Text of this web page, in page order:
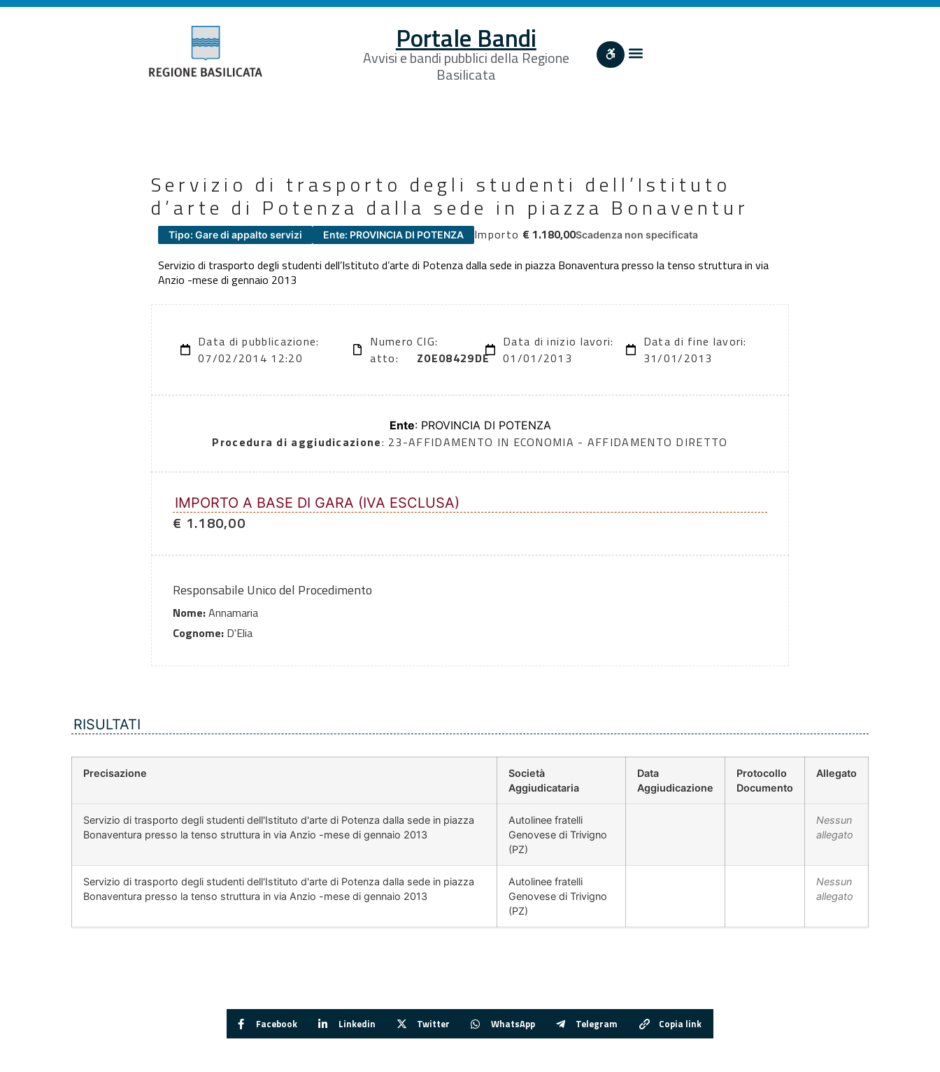
Portale Bandi
Avvisi e bandi pubblici della Regione
Basilicata
Servizio di trasporto degli studenti dell’Istituto
d’arte di Potenza dalla sede in piazza Bonaventur
Tipo: Gare di appalto servizi Ente: PROVINCIA DI POTENZA Importo € 1.180,00Scadenza non specificata
Servizio di trasporto degli studenti dell’Istituto d’arte di Potenza dalla sede in piazza Bonaventura presso la tenso struttura in via
Anzio -mese di gennaio 2013
Data di pubblicazione:
07/02/2014 12:20
Numero
atto:
CIG:
Z0E08429DE
Data di inizio lavori:
01/01/2013
Data di fine lavori:
31/01/2013
Ente: PROVINCIA DI POTENZA
Procedura di aggiudicazione: 23-AFFIDAMENTO IN ECONOMIA - AFFIDAMENTO DIRETTO
IMPORTO A BASE DI GARA (IVA ESCLUSA)
€ 1.180,00
Responsabile Unico del Procedimento
Nome:Annamaria
Cognome: D'Elia
RISULTATI
Precisazione
Società
Aggiudicataria
Data
Aggiudicazione
Protocollo
Documento
Allegato
Servizio di trasporto degli studenti dell'Istituto d'arte di Potenza dalla sede in piazza
Bonaventura presso la tenso struttura in via Anzio -mese di gennaio 2013
Autolinee fratelli
Genovese di Trivigno
(PZ)
Nessun
allegato
Servizio di trasporto degli studenti dell'Istituto d'arte di Potenza dalla sede in piazza
Bonaventura presso la tenso struttura in via Anzio -mese di gennaio 2013
Autolinee fratelli
Genovese di Trivigno
(PZ)
Nessun
allegato
Facebook Linkedin Twitter WhatsApp Telegram Copia link